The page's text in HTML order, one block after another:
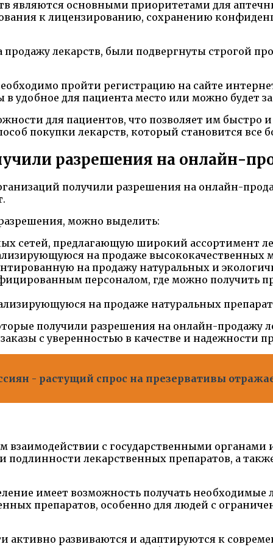
являются основными приоритетами для
к лицензированию, сохранению
лекарств, были подвергнуты строгой
пройти регистрацию на сайте
в удобное для пациента место или можно будет
для пациентов, что позволяет им
покупки лекарств, который становится все
разрешения на онлайн-
получили разрешения на онлайн-
можно выделить:
сетей, предлагающую широкий ассортимент
на продаже высококачественных
на продажу натуральных и
персоналом, где можно получить
на продаже натуральных
получили разрешения на онлайн-продажу
с уверенностью в качестве и надежности
- растущий спрос на презервативы
взаимодействии с государственными органами
лекарственных препаратов, а
имеет возможность получать
препаратов, особенно для людей с
активно развиваются и адаптируются к